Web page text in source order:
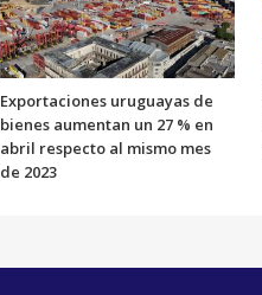
Exportaciones uruguayas de
bienes aumentan un 27 % en
abril respecto al mismo mes
de 2023